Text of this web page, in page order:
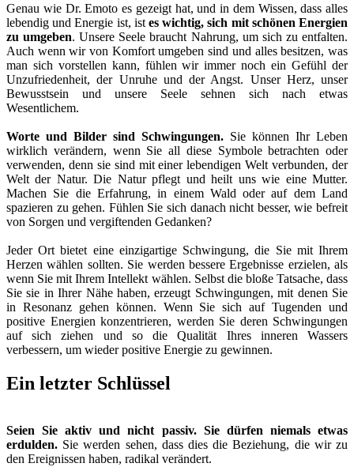
Genau wie Dr. Emoto es gezeigt hat, und in dem Wissen, dass alles
lebendig und Energie ist, istes wichtig, sich mit schönen Energien
zu umgeben. Unsere Seele braucht Nahrung, um sich zu entfalten.
Auch wenn wir von Komfort umgeben sind und alles besitzen, was
man sich vorstellen kann, fühlen wir immer noch ein Gefühl der
Unzufriedenheit, der Unruhe und der Angst. Unser Herz, unser
Bewusstsein und unsere Seele sehnen sich nach etwas
Wesentlichem.
Worte und Bilder sind Schwingungen. Sie können Ihr Leben
wirklich verändern, wenn Sie all diese Symbole betrachten oder
verwenden, denn sie sind mit einer lebendigen Welt verbunden, der
Welt der Natur. Die Natur pflegt und heilt uns wie eine Mutter.
Machen Sie die Erfahrung, in einem Wald oder auf dem Land
spazieren zu gehen. Fühlen Sie sich danach nicht besser, wie befreit
von Sorgen und vergiftenden Gedanken?
Jeder Ort bietet eine einzigartige Schwingung, die Sie mit Ihrem
Herzen wählen sollten. Sie werden bessere Ergebnisse erzielen, als
wenn Sie mit Ihrem Intellekt wählen. Selbst die bloße Tatsache, dass
Sie sie in Ihrer Nähe haben, erzeugt Schwingungen, mit denen Sie
in Resonanz gehen können. Wenn Sie sich auf Tugenden und
positive Energien konzentrieren, werden Sie deren Schwingungen
auf sich ziehen und so die Qualität Ihres inneren Wassers
verbessern, um wieder positive Energie zu gewinnen.
Ein letzter Schlüssel
Seien Sie aktiv und nicht passiv. Sie dürfen niemals etwas
erdulden. Sie werden sehen, dass dies die Beziehung, die wir zu
den Ereignissen haben, radikal verändert.